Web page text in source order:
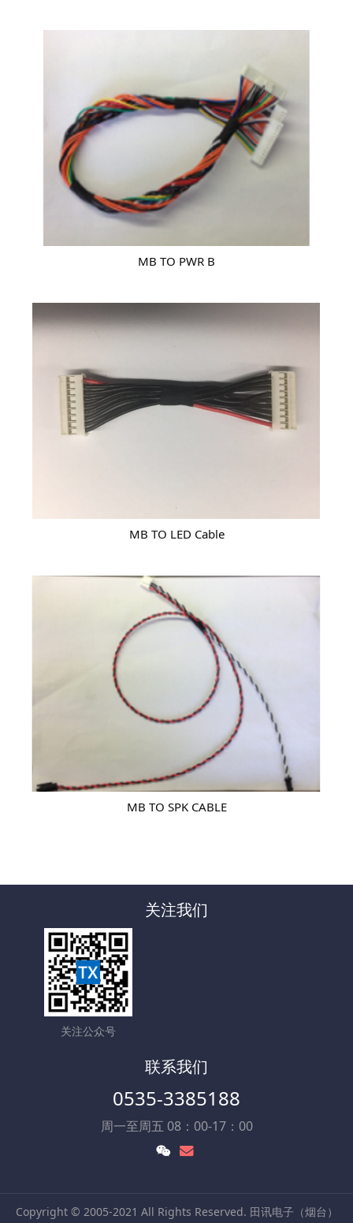
MB TO PWR B
MB TO LED Cable
MB TO SPK CABLE
关注我们
关注公众号
联系我们
0535-3385188
周一至周五 08：00-17：00
Copyright © 2005-2021 All Rights Reserved. 田讯电子（烟台）